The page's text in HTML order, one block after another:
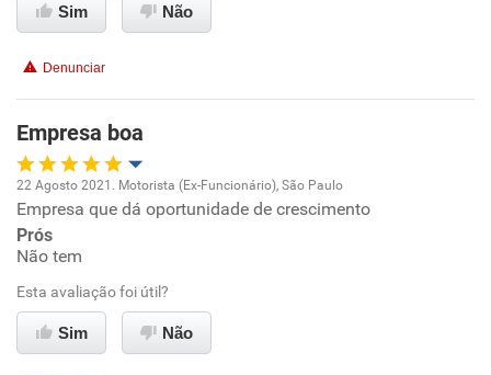
Benefícios
Recomenda esta empresa
Sim Não
Denunciar
Empresa boa
Oportunidade de promoção
Ambiente de trabalho
Conciliação com a vida familiar
22 Agosto 2021. Motorista (Ex-Funcionário), São Paulo
Empresa que dá oportunidade de crescimento
Prós
Não tem
Esta avaliação foi útil?
Sim Não